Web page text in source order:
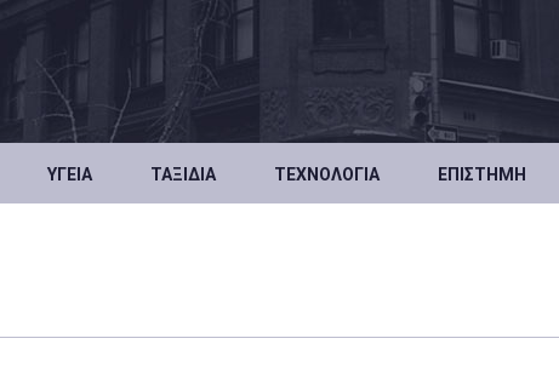
ΥΓΕΊΑ ΤΑΞΊΔΙΑ ΤΕΧΝΟΛΟΓΊΑ ΕΠΙΣΤΉΜΗ